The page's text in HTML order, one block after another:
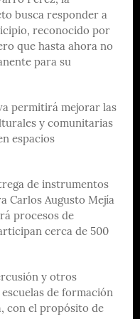
busca responder a
reconocido por
que hasta ahora no
para su
permitirá mejorar las
y comunitarias
espacios
de instrumentos
Carlos Augusto Mejía
procesos de
cerca de 500
y otros
de formación
con el propósito de